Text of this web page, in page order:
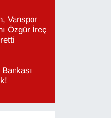
Vanspor
Özgür İreç